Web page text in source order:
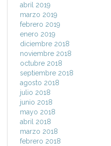
abril 2019
marzo 2019
febrero 2019
enero 2019
diciembre 2018
noviembre 2018
octubre 2018
septiembre 2018
agosto 2018
julio 2018
junio 2018
mayo 2018
abril 2018
marzo 2018
febrero 2018